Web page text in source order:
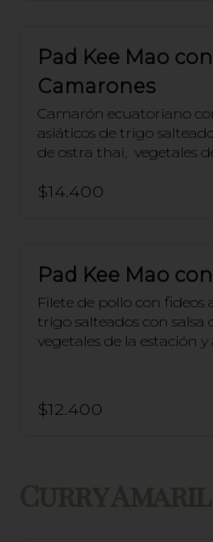
Pad Kee Mao con
Camarones
Camarón ecuatoriano
asiáticos de trigo
de ostra thai,  vegetales
$14.400
Pad Kee Mao
Filete de pollo con fideos
trigo salteados con salsa
vegetales de la estación
$12.400
Curry